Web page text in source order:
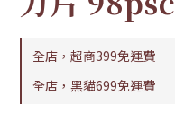
全店，超商399免運費
全店，黑貓699免運費